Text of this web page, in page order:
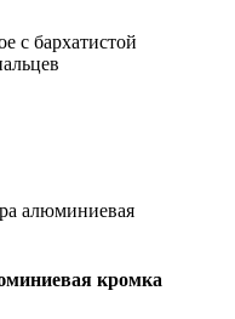
с бархатистой
кромка